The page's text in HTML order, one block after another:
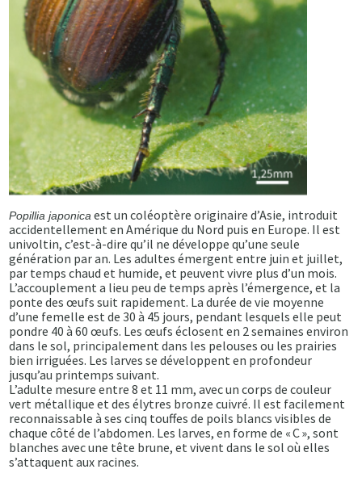
Popillia japonica est un coléoptère originaire d’Asie, introduit
accidentellement en Amérique du Nord puis en Europe. Il est
univoltin, c’est-à-dire qu’il ne développe qu’une seule
génération par an. Les adultes émergent entre juin et juillet,
par temps chaud et humide, et peuvent vivre plus d’un mois.
L’accouplement a lieu peu de temps après l’émergence, et la
ponte des œufs suit rapidement. La durée de vie moyenne
d’une femelle est de 30 à 45 jours, pendant lesquels elle peut
pondre 40 à 60 œufs. Les œufs éclosent en 2 semaines environ
dans le sol, principalement dans les pelouses ou les prairies
bien irriguées. Les larves se développent en profondeur
jusqu’au printemps suivant.
L’adulte mesure entre 8 et 11 mm, avec un corps de couleur
vert métallique et des élytres bronze cuivré. Il est facilement
reconnaissable à ses cinq touffes de poils blancs visibles de
chaque côté de l’abdomen. Les larves, en forme de « C », sont
blanches avec une tête brune, et vivent dans le sol où elles
s’attaquent aux racines.